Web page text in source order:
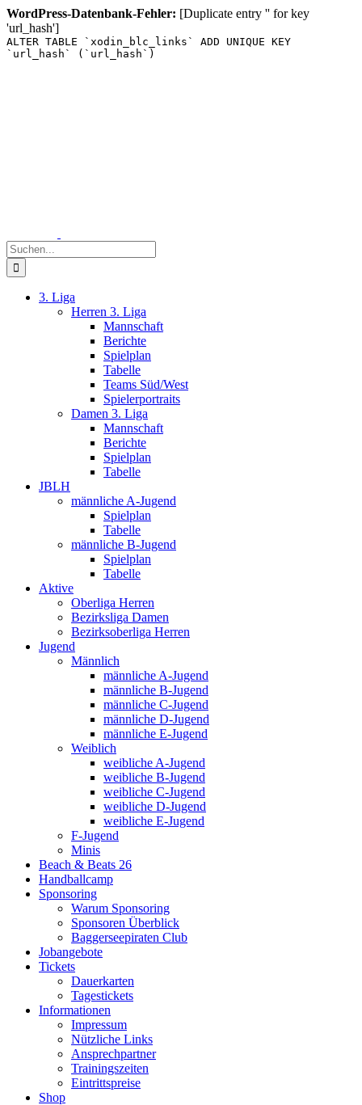
WordPress-Datenbank-Fehler: [Duplicate entry '' for key
'url_hash']
ALTER TABLE `xodin_blc_links` ADD UNIQUE KEY
`url_hash` (`url_hash`)
Suche
nach:
3. Liga
Herren 3. Liga
Mannschaft
Berichte
Spielplan
Tabelle
Teams Süd/West
Spielerportraits
Damen 3. Liga
Mannschaft
Berichte
Spielplan
Tabelle
JBLH
männliche A-Jugend
Spielplan
Tabelle
männliche B-Jugend
Spielplan
Tabelle
Aktive
Oberliga Herren
Bezirksliga Damen
Bezirksoberliga Herren
Jugend
Männlich
männliche A-Jugend
männliche B-Jugend
männliche C-Jugend
männliche D-Jugend
männliche E-Jugend
Weiblich
weibliche A-Jugend
weibliche B-Jugend
weibliche C-Jugend
weibliche D-Jugend
weibliche E-Jugend
F-Jugend
Minis
Beach & Beats 26
Handballcamp
Sponsoring
Warum Sponsoring
Sponsoren Überblick
Baggerseepiraten Club
Jobangebote
Tickets
Dauerkarten
Tagestickets
Informationen
Impressum
Nützliche Links
Ansprechpartner
Trainingszeiten
Eintrittspreise
Shop